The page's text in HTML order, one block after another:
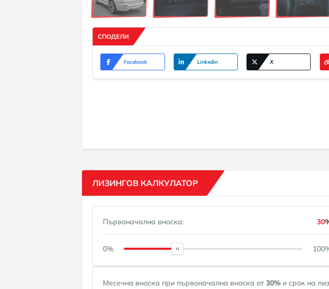
СПОДЕЛИ
Facebook Linkedin X
ЛИЗИНГОВ КАЛКУЛАТОР
Първоначална вноска: 30
0%
Месечна вноска при първоначална вноска от30% и срок на